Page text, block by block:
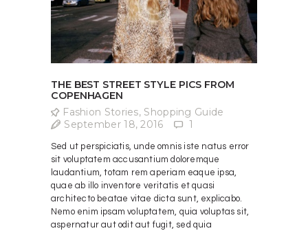
THE BEST STREET STYLE PICS FROM
COPENHAGEN
Fashion Stories, Shopping Guide
September 18, 2016
1
Sed ut perspiciatis, unde omnis iste natus error
sit voluptatem accusantium doloremque
laudantium, totam rem aperiam eaque ipsa,
quae ab illo inventore veritatis et quasi
architecto beatae vitae dicta sunt, explicabo.
Nemo enim ipsam voluptatem, quia voluptas sit,
aspernatur aut odit aut fugit, sed quia